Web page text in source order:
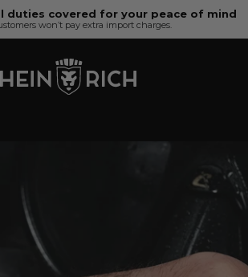
duties covered for your peace of mind
won’t pay extra import charges.